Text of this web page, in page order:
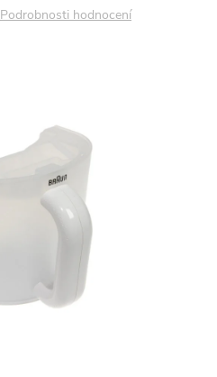
Podrobnosti hodnocení